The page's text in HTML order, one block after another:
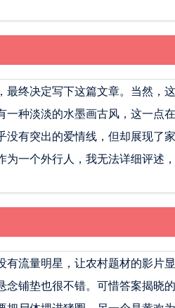
终决定写下这篇文章。当然，
种淡淡的水墨画古风，这一点
有突出的爱情线，但却展现了
一个外行人，我无法详细评述
流量明星，让农村题材的影片
铺垫也很不错。可惜答案揭晓